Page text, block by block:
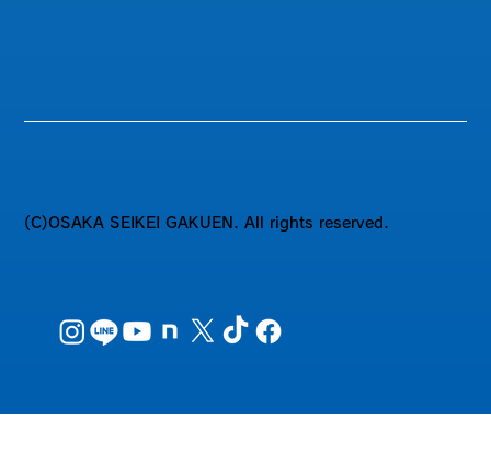
(C)OSAKA SEIKEI GAKUEN. All rights reserved.